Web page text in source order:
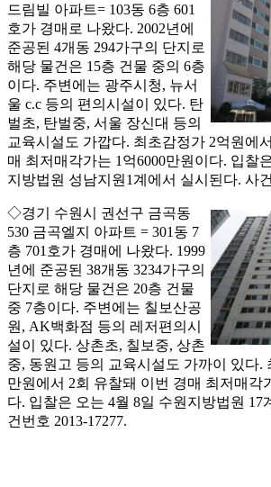
드림빌 아파트= 103동 6층 601
호가 경매로 나왔다. 2002년에
준공된 4개동 294가구의 단지로
해당 물건은 15층 건물 중의 6층
이다. 주변에는 광주시청, 뉴서
울 c.c 등의 편의시설이 있다. 탄
벌초, 탄벌중, 서울 장신대 등의
교육시설도 가깝다. 최초감정가 2억원에
매 최저매각가는 1억6000만원이다. 입찰
지방법원 성남지원1계에서 실시된다. 사
◇경기 수원시 권선구 금곡동
530 금곡엘지 아파트 = 301동 7
층 701호가 경매에 나왔다. 1999
년에 준공된 38개동 3234가구의
단지로 해당 물건은 20층 건물
중 7층이다. 주변에는 칠보산공
원, AK백화점 등의 레저편의시
설이 있다. 상촌초, 칠보중, 상촌
중, 동원고 등의 교육시설도 가까이 있다.
만원에서 2회 유찰돼 이번 경매 최저매각
다. 입찰은 오는 4월 8일 수원지방법원 17
건번호 2013-17277.